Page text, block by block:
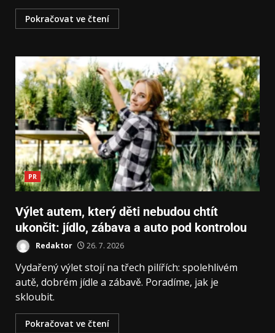
Pokračovat ve čtení
PR
Výlet autem, který děti nebudou chtít
ukončit: jídlo, zábava a auto pod kontrolou
Redaktor 26. 7. 2026
Vydařený výlet stojí na třech pilířích: spolehlivém
autě, dobrém jídle a zábavě. Poradíme, jak je
skloubit.
Pokračovat ve čtení